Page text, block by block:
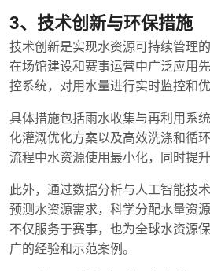
3、技术创新与环保措施
技术创新是实现水资源可持续管理
在场馆建设和赛事运营中广泛应用
控系统，对用水量进行实时监控和优
具体措施包括雨水收集与再利用系
化灌溉优化方案以及高效洗涤和循
流程中水资源使用最小化，同时提
此外，通过数据分析与人工智能技
预测水资源需求，科学分配水量资
不仅服务于赛事，也为全球水资源
广的经验和示范案例。